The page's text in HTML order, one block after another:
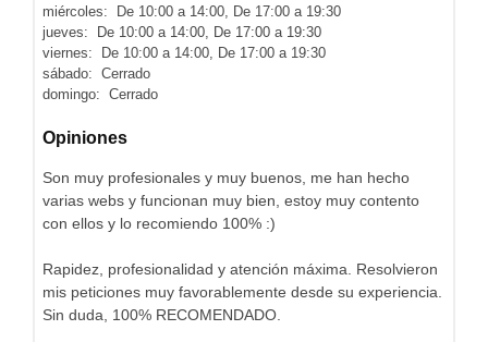
miércoles: De 10:00 a 14:00, De 17:00 a 19:30
jueves: De 10:00 a 14:00, De 17:00 a 19:30
viernes: De 10:00 a 14:00, De 17:00 a 19:30
sábado: Cerrado
domingo: Cerrado
Opiniones
Son muy profesionales y muy buenos, me han hecho
varias webs y funcionan muy bien, estoy muy contento
con ellos y lo recomiendo 100% :)
Rapidez, profesionalidad y atención máxima. Resolvieron
mis peticiones muy favorablemente desde su experiencia.
Sin duda, 100% RECOMENDADO.